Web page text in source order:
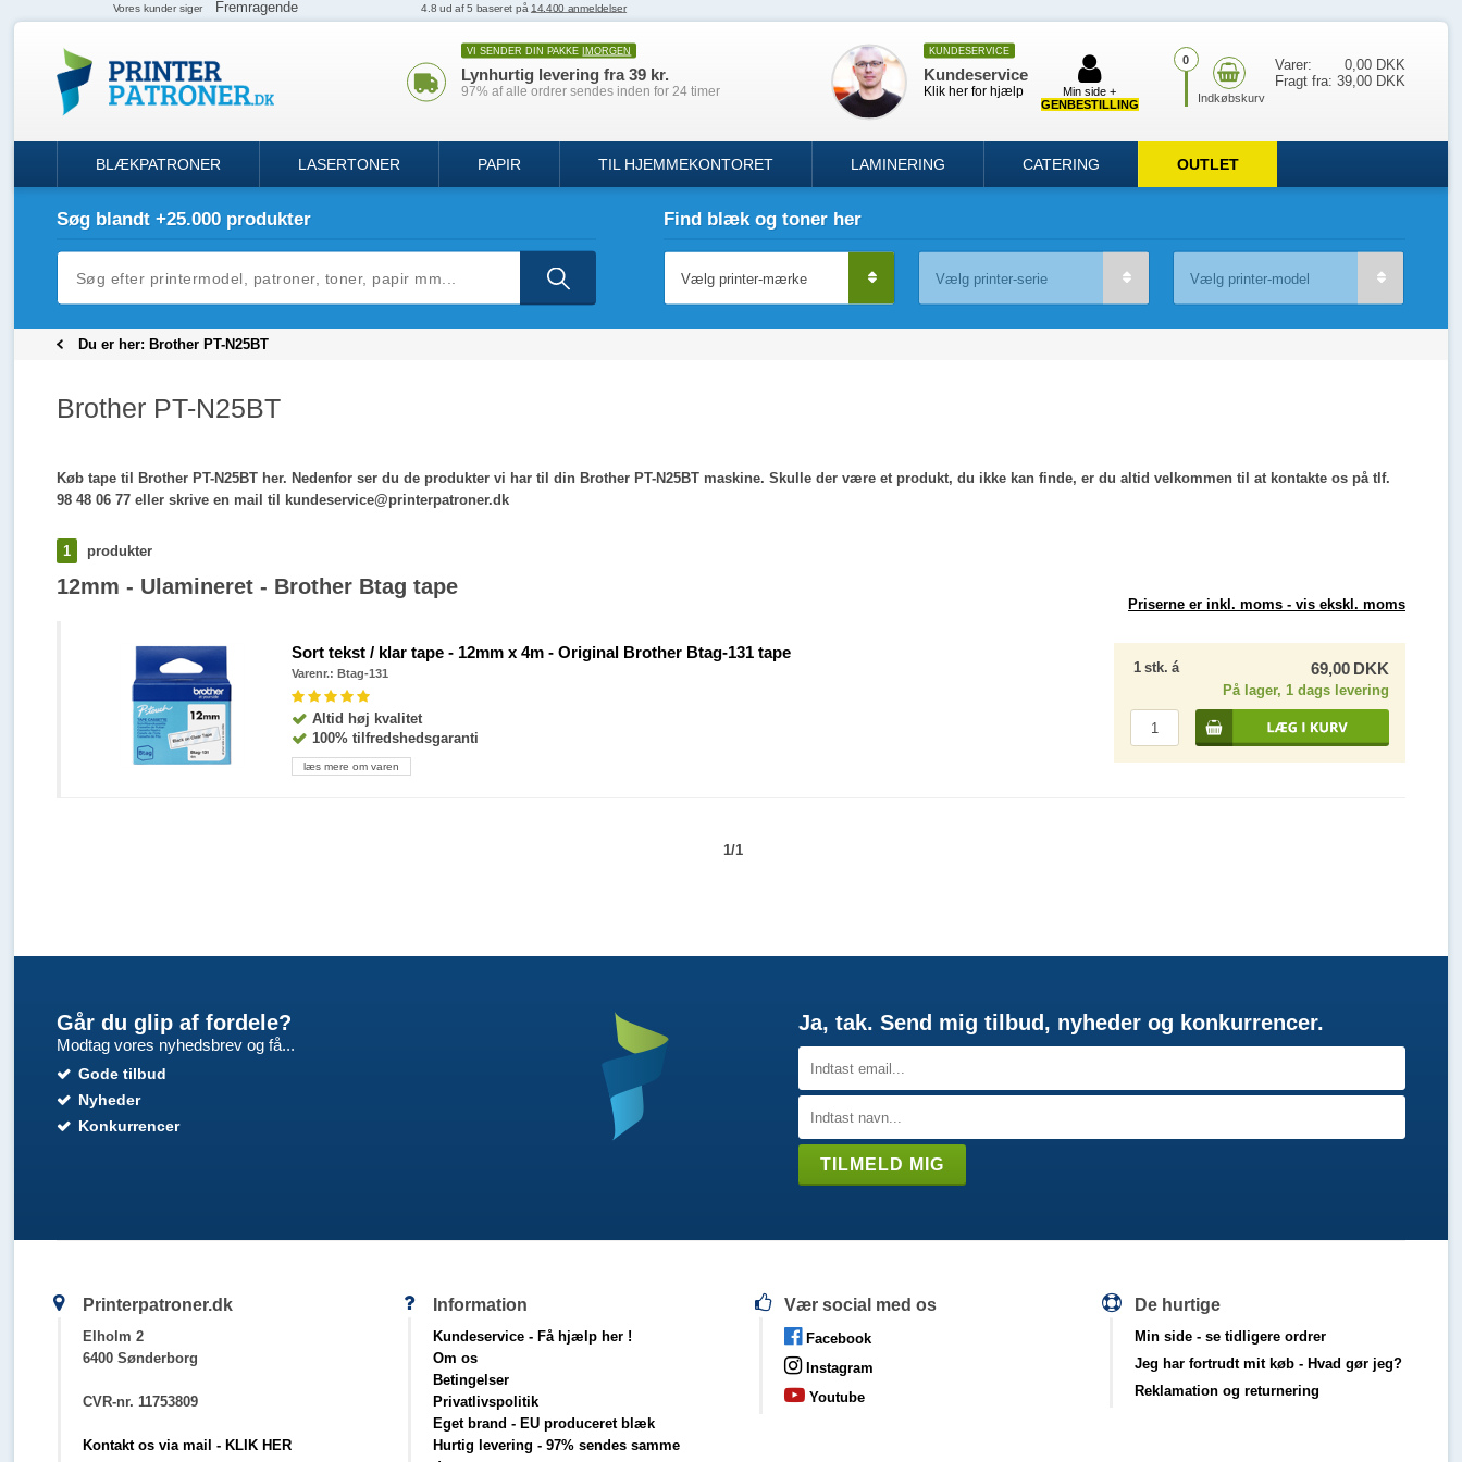
0 Varer:
0,00 DKK
Fragt fra: 39,00 DKK
VI SENDER DIN PAKKE IMORGEN
Lynhurtig levering fra 39 kr.
97% af alle ordrer sendes inden for 24 timer
KUNDESERVICE
Kundeservice
Klik her for hjælp
Min side +
GENBESTILLING
BLÆKPATRONER LASERTONER PAPIR TIL HJEMMEKONTORET LAMINERING CATERING OUTLET
Søg blandt +25.000 produkter Find blæk og toner her
Du er her: Brother PT-N25BT
Brother PT-N25BT
Køb tape til Brother PT-N25BT her. Nedenfor ser du de produkter vi har til din Brother PT-N25BT maskine. Skulle der være et produkt, du ikke kan finde, er du altid velkommen til at kontakte os på tlf.
98 48 06 77 eller skrive en mail til kundeservice@printerpatroner.dk
1 produkter
Priserne er inkl. moms - vis ekskl. moms
12mm - Ulamineret - Brother Btag tape
Sort tekst / klar tape - 12mm x 4m - Original Brother Btag-131 tape
Varenr.: Btag-131
Altid høj kvalitet
100% tilfredshedsgaranti
læs mere om varen
1 stk. á 69,00 DKK
På lager, 1 dags levering
1/1
Går du glip af fordele?
Modtag vores nyhedsbrev og få...
Gode tilbud
Nyheder
Konkurrencer
Ja, tak. Send mig tilbud, nyheder og konkurrencer.
Printerpatroner.dk
Elholm 2
6400 Sønderborg
CVR-nr. 11753809
Kontakt os via mail - KLIK HER
Information
Kundeservice - Få hjælp her !
Om os
Betingelser
Privatlivspolitik
Eget brand - EU produceret blæk
Hurtig levering - 97% sendes samme
Vær social med os
Facebook
Instagram
Youtube
De hurtige
Min side - se tidligere ordrer
Jeg har fortrudt mit køb - Hvad gør jeg?
Reklamation og returnering